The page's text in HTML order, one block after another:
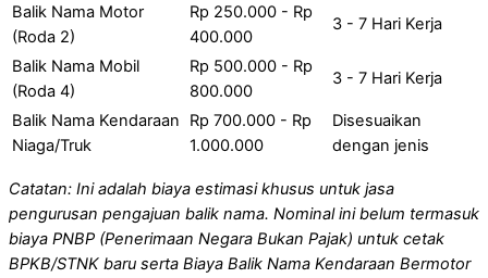
Balik Nama Motor
(Roda 2)
Rp 250.000 - Rp
400.000
3 - 7 Hari Kerja
Balik Nama Mobil
(Roda 4)
Rp 500.000 - Rp
800.000
3 - 7 Hari Kerja
Balik Nama Kendaraan
Niaga/Truk
Rp 700.000 - Rp
1.000.000
Disesuaikan
dengan jenis
Catatan: Ini adalah biaya estimasi khusus untuk jasa
pengurusan pengajuan balik nama. Nominal ini belum termasuk
biaya PNBP (Penerimaan Negara Bukan Pajak) untuk cetak
BPKB/STNK baru serta Biaya Balik Nama Kendaraan Bermotor